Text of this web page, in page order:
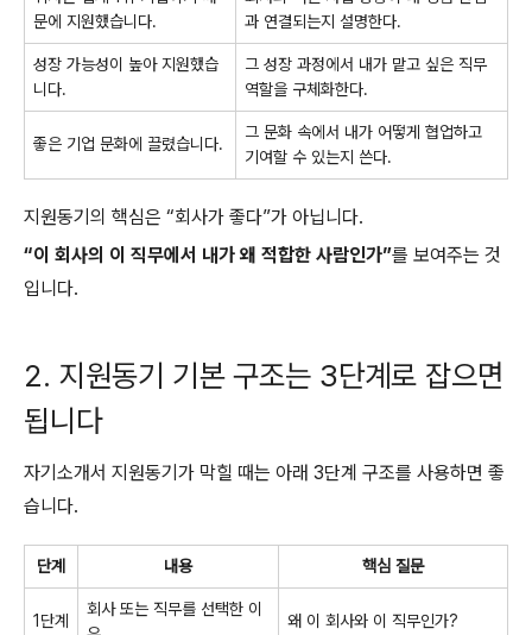
문에 지원했습니다.
과 연결되는지 설명한다.
성장 가능성이 높아 지원했습
니다.
그 성장 과정에서 내가 맡고 싶은 직무
역할을 구체화한다.
좋은 기업 문화에 끌렸습니다.
그 문화 속에서 내가 어떻게 협업하고
기여할 수 있는지 쓴다.
지원동기의 핵심은 “회사가 좋다”가 아닙니다.
“이 회사의 이 직무에서 내가 왜 적합한 사람인가”를 보여주는 것
입니다.
2. 지원동기 기본 구조는 3단계로 잡으면
됩니다
자기소개서 지원동기가 막힐 때는 아래 3단계 구조를 사용하면 좋
습니다.
단계 내용 핵심 질문
1단계
회사 또는 직무를 선택한 이
왜 이 회사와 이 직무인가?